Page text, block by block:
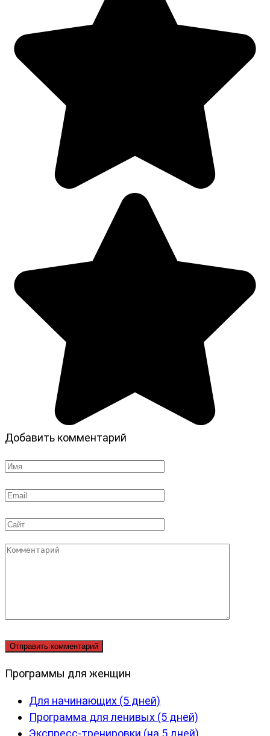
Добавить комментарий
Имя
Email
Сайт
Комментарий
Программы для женщин
Для начинающих (5 дней)
Программа для ленивых (5 дней)
Экспресс-тренировки (на 5 дней)